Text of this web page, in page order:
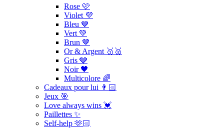
Rose 🩷
Violet 💜
Bleu 💙
Vert 💚
Brun 🤎
Or & Argent 🥇🥈
Gris 🩶
Noir 🖤
Multicolore 🌈
Cadeaux pour lui 👨🏻
Jeux 🎯
Love always wins 💓
Paillettes ✨
Self-help 🫶🏻